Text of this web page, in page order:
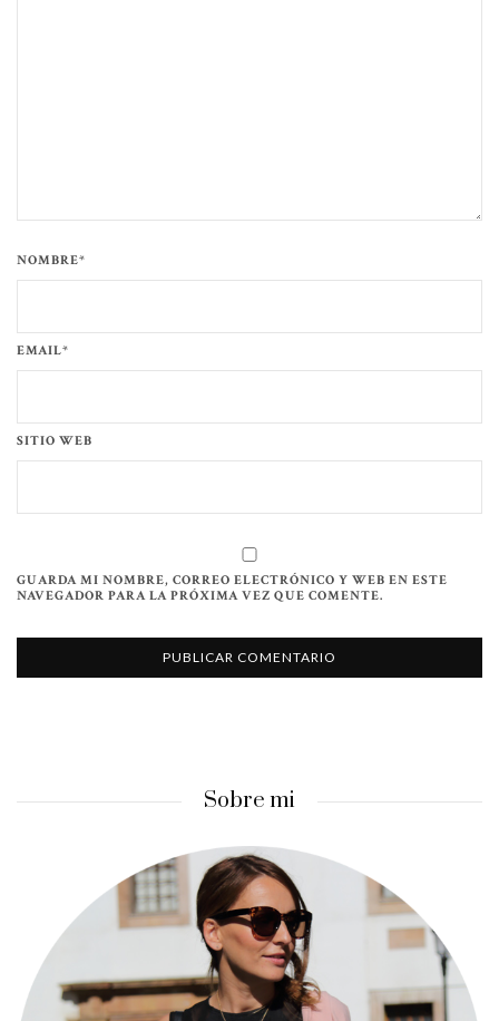
NOMBRE*
EMAIL*
SITIO WEB
GUARDA MI NOMBRE, CORREO ELECTRÓNICO Y WEB EN ESTE
NAVEGADOR PARA LA PRÓXIMA VEZ QUE COMENTE.
Sobre mi